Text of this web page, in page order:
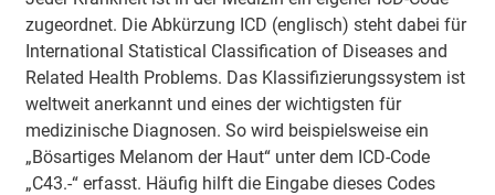
zugeordnet. Die Abkürzung ICD (englisch) steht dabei für
International Statistical Classification of Diseases and
Related Health Problems. Das Klassifizierungssystem ist
weltweit anerkannt und eines der wichtigsten für
medizinische Diagnosen. So wird beispielsweise ein
„Bösartiges Melanom der Haut“ unter dem ICD-Code
„C43.-“ erfasst. Häufig hilft die Eingabe dieses Codes